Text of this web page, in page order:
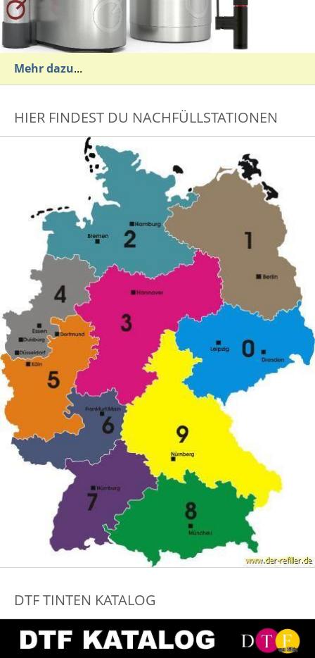
Mehr dazu...
HIER FINDEST DU NACHFÜLLSTATIONEN
DTF TINTEN KATALOG